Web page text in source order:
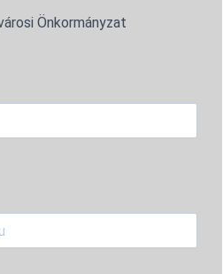
Önkormányzat